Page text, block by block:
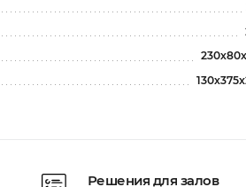
Решения для залов